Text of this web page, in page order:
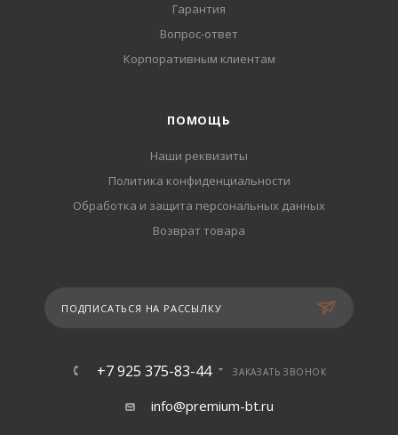
Гарантия
Вопрос-ответ
Корпоративным клиентам
ПОМОЩЬ
Наши реквизиты
Политика конфиденциальности
Обработка и защита персональных данных
Возврат товара
ПОДПИСАТЬСЯ НА РАССЫЛКУ
+7 925 375-83-44 ЗАКАЗАТЬ ЗВОНОК
info@premium-bt.ru